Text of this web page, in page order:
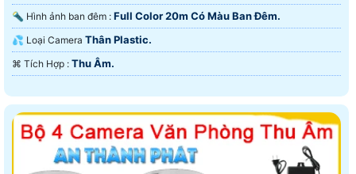
🔦 Hình ảnh ban đêm : Full Color 20m Có Màu Ban Ðêm.
💦 Loại Camera Thân Plastic.
️⌘ Tích Hợp : Thu Âm.